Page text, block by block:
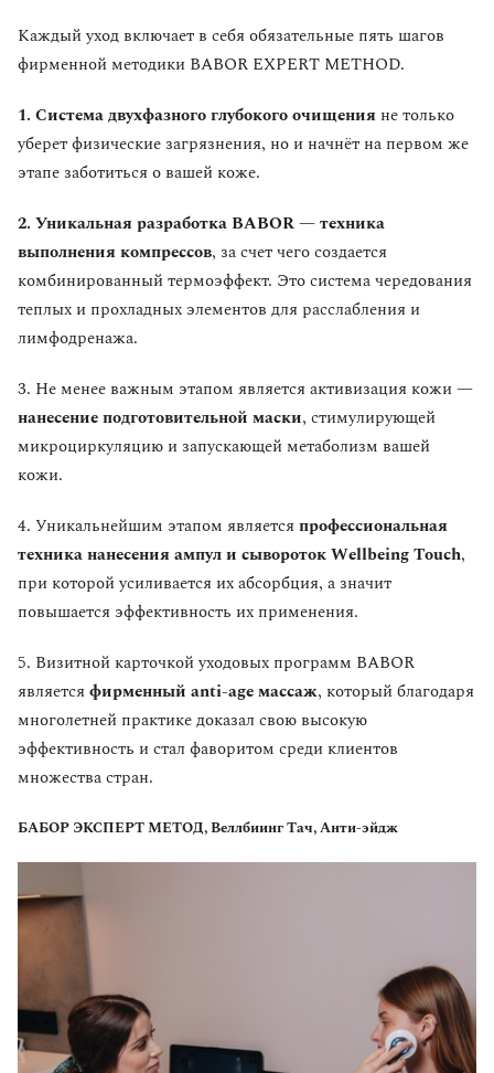
Каждый уход включает в себя обязательные пять шагов
фирменной методики BABOR EXPERT METHOD.
1. Система двухфазного глубокого очищения не только
уберет физические загрязнения, но и начнёт на первом же
этапе заботиться о вашей коже.
2. Уникальная разработка BABOR — техника
выполнения компрессов, за счет чего создается
комбинированный термоэффект. Это система чередования
теплых и прохладных элементов для расслабления и
лимфодренажа.
3. Не менее важным этапом является активизация кожи —
нанесение подготовительной маски, стимулирующей
микроциркуляцию и запускающей метаболизм вашей
кожи.
4. Уникальнейшим этапом являетсяпрофессиональная
техника нанесения ампул и сывороток Wellbeing Touch,
при которой усиливается их абсорбция, а значит
повышается эффективность их применения.
5. Визитной карточкой уходовых программ BABOR
являетсяфирменный anti-age массаж, который благодаря
многолетней практике доказал свою высокую
эффективность и стал фаворитом среди клиентов
множества стран.
БАБОР ЭКСПЕРТ МЕТОД, Веллбиинг Тач, Анти-эйдж